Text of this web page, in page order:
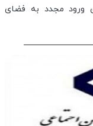
ورود مجدد به فضای